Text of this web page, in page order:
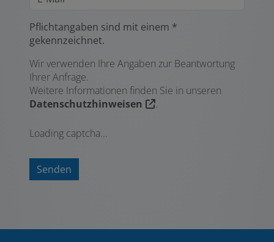
Pflichtangaben sind mit einem *
gekennzeichnet.
Wir verwenden Ihre Angaben zur Beantwortung
Ihrer Anfrage.
Weitere Informationen finden Sie in unseren
Datenschutzhinweisen
.
Loading captcha...
Senden